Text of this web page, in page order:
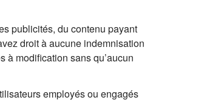
publicités, du contenu payant
droit à aucune indemnisation
à modification sans qu’aucun
employés ou engagés